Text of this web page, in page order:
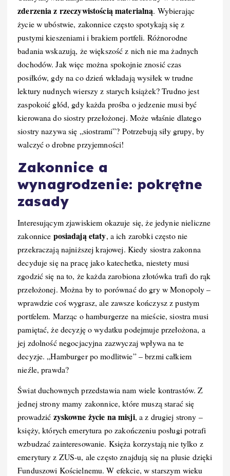
zderzenia z rzeczywistością materialną. Wybierając
życie w ubóstwie, zakonnice często spotykają się z
pustymi kieszeniami i brakiem portfeli. Różnorodne
badania wskazują, że większość z nich nie ma żadnych
dochodów. Jak więc można spokojnie znosić czas
posiłków, gdy na co dzień wkładają wysiłek w trudne
lektury nudnych wierszy z starych książek? Trudno jest
zaspokoić głód, gdy każda prośba o jedzenie musi być
kierowana do siostry przełożonej. Może właśnie dlatego
siostry nazywa się „siostrami”? Potrzebują siły grupy, by
walczyć o drobne przyjemności!
Zakonnice a
wynagrodzenie: pokrętne
zasady
Interesującym zjawiskiem okazuje się, że jedynie nieliczne
zakonnice posiadają etaty, a ich zarobki często nie
przekraczają najniższej krajowej. Kiedy siostra zakonna
decyduje się na pracę jako katechetka, niestety musi
zgodzić się na to, że każda zarobiona złotówka trafi do rąk
przełożonej. Można by to porównać do gry w Monopoly –
wprawdzie coś wygrasz, ale zawsze kończysz z pustym
portfelem. Marząc o hamburgerze na mieście, siostra musi
pamiętać, że decyzję o wydatku podejmuje przełożona, a
jej zdolność negocjacyjna zazwyczaj wpływa na te
decyzje. „Hamburger po modlitwie” – brzmi całkiem
nieźle, prawda?
Świat duchownych przedstawia nam wiele kontrastów. Z
jednej strony mamy zakonnice, które muszą starać się
prowadzić zyskowne życie na misji, a z drugiej strony –
księży, których emerytura po zakończeniu posługi potrafi
wzbudzać zainteresowanie. Księża korzystają nie tylko z
emerytury z ZUS-u, ale często znajdują się na plusie dzięki
Funduszowi Kościelnemu. W efekcie, w starszym wieku